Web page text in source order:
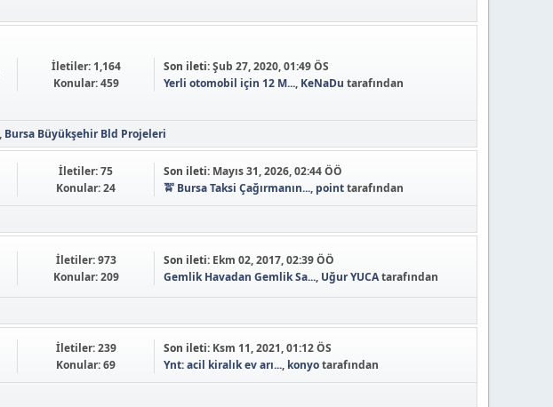
İletiler: 1,164
Konular: 459
Son ileti:Şub 27, 2020, 01:49 ÖS
Yerli otomobil için 12 M..., KeNaDu tarafından
Bursa Büyükşehir Bld Projeleri
İletiler: 75
Konular: 24
Son ileti: Mayıs 31, 2026, 02:44 ÖÖ
🚖 Bursa Taksi Çağırmanın..., pointtarafından
İletiler: 973
Konular: 209
Son ileti: Ekm 02, 2017, 02:39 ÖÖ
Gemlik Havadan Gemlik Sa..., Uğur YUCAtarafından
İletiler: 239
Konular: 69
Son ileti: Ksm 11, 2021, 01:12 ÖS
Ynt: acil kiralık ev arı..., konyotarafından